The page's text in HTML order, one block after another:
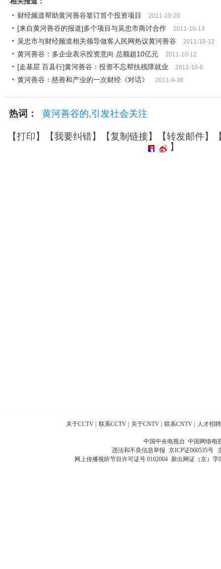
财经频道帮助黄河善谷签订首个投资项目
2011-10-20
[来自黄河善谷的报道]多个项目与吴忠市商讨合作 2011-10-13
吴忠市与财经频道相关领导做客人民网热议黄河善谷 2011-10-12
黄河善谷：多企业表示投资意向 总额超10亿元 2011-10-12
[走基层 百县行]黄河善谷：投资不忘帮扶残障就业 2011-10-6
黄河善谷：慈善和产业的一次财经《对话》 2011-9-30
热词： 黄河善谷的,引发社会关注
【打印】【我要纠错】【复制链接】【转发邮件】
】
关于CCTV 联系CCTV 关于CNTV 联系CNTV 人才招聘
中国中央电视台 中国网络电
违法和不良信息举报 京ICP证060535号
网上传播视听节目许可证号 0102004 新出网证（京）